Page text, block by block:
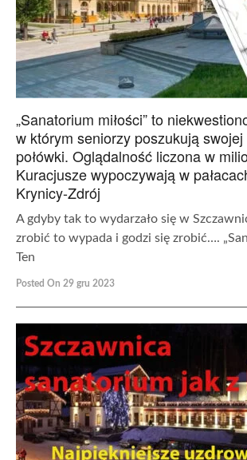
„Sanatorium miłości” to
w którym seniorzy poszukują swojej
połówki. Oglądalność liczona w
Kuracjusze wypoczywają w
Krynicy-Zdrój
A gdyby tak to wydarzało się w
zrobić to wypada i godzi się zrobić….
Ten
Posted On 29 gru 2023